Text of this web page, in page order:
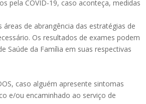
pela COVID-19, caso aconteça, medidas
de abrangência das estratégias de
Os resultados de exames podem
Saúde da Família em suas respectivas
caso alguém apresente sintomas
e/ou encaminhado ao serviço de